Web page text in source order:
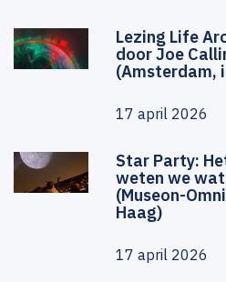
Lezing Life
door Joe
(Amsterdam,
17 april 2026
Star Party:
weten we
(Museon-
Haag)
17 april 2026